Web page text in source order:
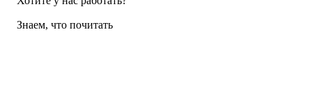
Знаем, что почитать